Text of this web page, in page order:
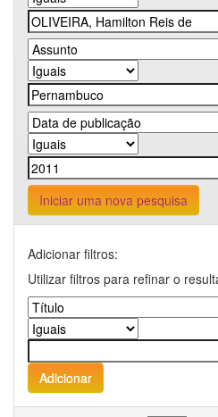
Iniciar uma nova pesquisa
Adicionar filtros:
Utilizar filtros para refinar o